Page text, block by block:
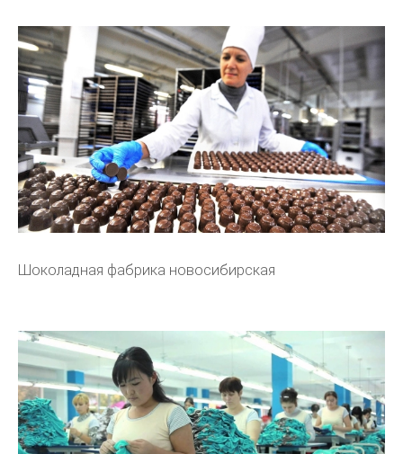
Шоколадная фабрика новосибирская